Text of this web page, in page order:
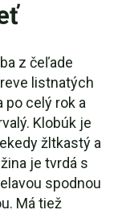
z čeľade
listnatých
po celý rok a
Klobúk je
žltkastý a
je tvrdá s
spodnou
Má tiež